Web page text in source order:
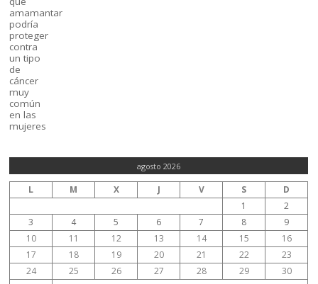
agosto 2026
L M X J V S
D
1
2
3
4 5 6 7 8
9
10
11 12 13 14 15
16
17
18 19 20 21 22
23
24
25 26 27 28 29
30